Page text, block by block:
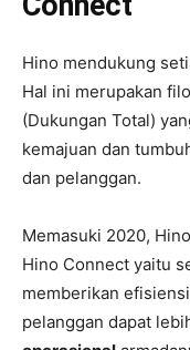
Hino mendukung
Hal ini merupakan
(Dukungan Total)
kemajuan dan
dan pelanggan.
Memasuki 2020,
Hino Connect yaitu
memberikan
pelanggan dapat